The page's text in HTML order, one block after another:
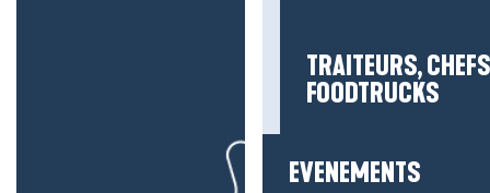
TRAITEURS,
FOODTRUCKS
EVENEMENTS